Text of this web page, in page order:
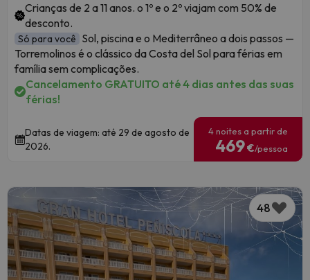
Crianças de 2 a 11 anos. o 1º e o 2º viajam com 50% de
desconto.
Só para você Sol, piscina e o Mediterrâneo a dois passos —
Torremolinos é o clássico da Costa del Sol para férias em
família sem complicações.
Cancelamento GRATUITO até 4 dias antes das suas
férias!
Datas de viagem: até 29 de agosto de
2026.
4 noites a partir de
469€/pessoa
48